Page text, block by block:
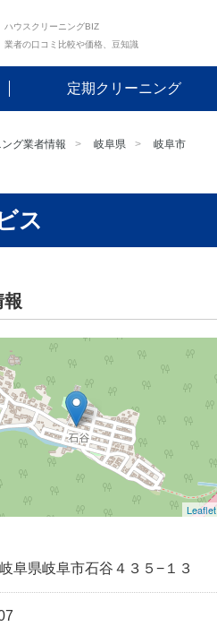
ハウスクリーニングBIZ
業者の口コミ比較や価格、豆知識
定期クリーニング
グ業者情報 岐阜県 岐阜市
ス
報
Leaflet
阜県岐阜市石谷４３５−１３